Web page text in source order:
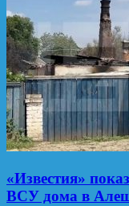
«Известия»
ВСУ дома в